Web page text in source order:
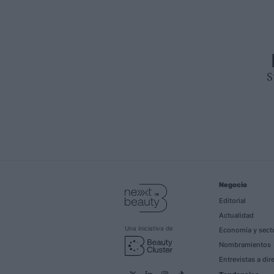
Una iniciativa de
Negocio
Editorial
Actualidad
Economía y
Nombramientos
Entrevistas a